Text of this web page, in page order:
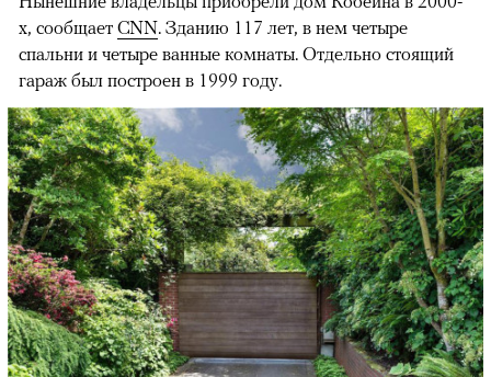
х, сообщает CNN. Зданию 117 лет, в нем четыре
спальни и четыре ванные комнаты. Отдельно стоящий
гараж был построен в 1999 году.